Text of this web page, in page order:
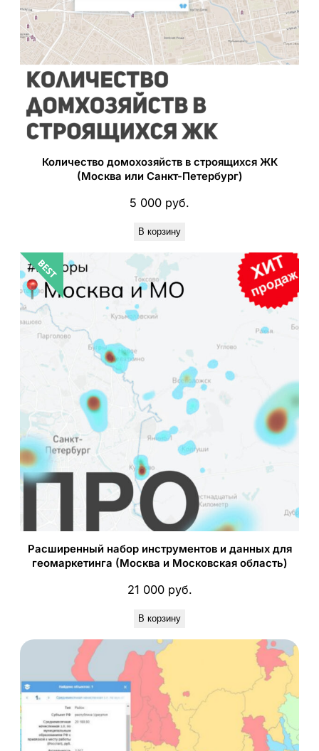
Количество домохозяйств в строящихся ЖК
(Москва или Санкт-Петербург)
5 000 руб.
В корзину
Расширенный набор инструментов и данных для
геомаркетинга (Москва и Московская область)
21 000 руб.
В корзину